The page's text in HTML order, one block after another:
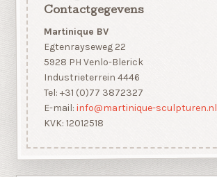
Contactgegevens
Martinique BV
Egtenrayseweg 22
5928 PH Venlo-Blerick
Industrieterrein 4446
Tel: +31 (0)77 3872327
E-mail: info@martinique-sculpturen.nl
KVK: 12012518